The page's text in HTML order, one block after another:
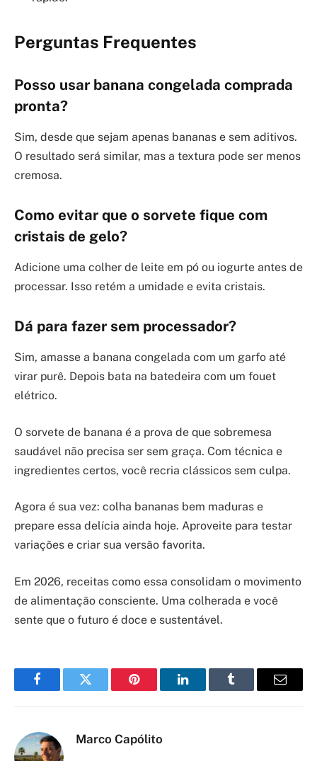
Perguntas Frequentes
Posso usar banana congelada comprada
pronta?
Sim, desde que sejam apenas bananas e sem aditivos.
O resultado será similar, mas a textura pode ser menos
cremosa.
Como evitar que o sorvete fique com
cristais de gelo?
Adicione uma colher de leite em pó ou iogurte antes de
processar. Isso retém a umidade e evita cristais.
Dá para fazer sem processador?
Sim, amasse a banana congelada com um garfo até
virar purê. Depois bata na batedeira com um fouet
elétrico.
O sorvete de banana é a prova de que sobremesa
saudável não precisa ser sem graça. Com técnica e
ingredientes certos, você recria clássicos sem culpa.
Agora é sua vez: colha bananas bem maduras e
prepare essa delícia ainda hoje. Aproveite para testar
variações e criar sua versão favorita.
Em 2026, receitas como essa consolidam o movimento
de alimentação consciente. Uma colherada e você
sente que o futuro é doce e sustentável.
FacebookTwitter Pinterest LinkedInTumblr Email
Marco Capólito